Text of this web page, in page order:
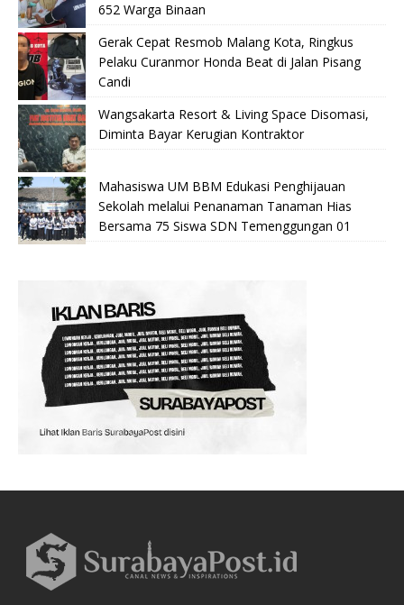
652 Warga Binaan
Gerak Cepat Resmob Malang Kota, Ringkus
Pelaku Curanmor Honda Beat di Jalan Pisang
Candi
Wangsakarta Resort & Living Space Disomasi,
Diminta Bayar Kerugian Kontraktor
Mahasiswa UM BBM Edukasi Penghijauan
Sekolah melalui Penanaman Tanaman Hias
Bersama 75 Siswa SDN Temenggungan 01